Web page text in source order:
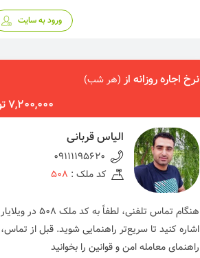
ورود به سایت
نرخ اجاره روزانه از(هر شب)
7,200,000 تومان
الیاس قربانی
09111195620
کد ملک : 508
هنگام تماس تلفنی، لطفاً به کد ملک 508 در ویلایار
اشاره کنید تا سریع‌تر راهنمایی شوید. قبل از تماس،
راهنمای معامله امن و قوانین را بخوانید